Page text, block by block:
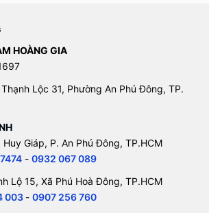
HOÀNG GIA
Lộc 31, Phường An Phú Đông, TP.
Huy Giáp, P. An Phú Đông, TP.HCM
- 0932 067 089
Lộ 15, Xã Phú Hoà Đông, TP.HCM
003 - 0907 256 760